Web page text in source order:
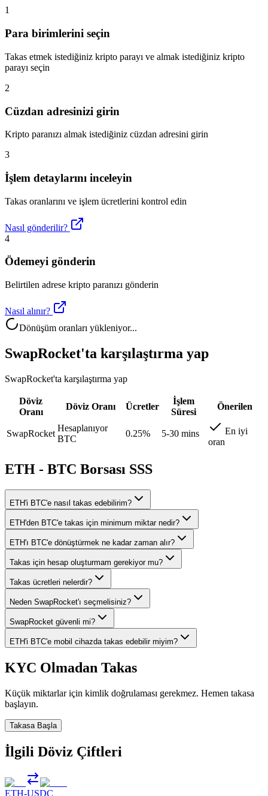
1
Para birimlerini seçin
Takas etmek istediğiniz kripto parayı ve almak istediğiniz kripto
parayı seçin
2
Cüzdan adresinizi girin
Kripto paranızı almak istediğiniz cüzdan adresini girin
3
İşlem detaylarını inceleyin
Takas oranlarını ve işlem ücretlerini kontrol edin
Nasıl gönderilir?
4
Ödemeyi gönderin
Belirtilen adrese kripto paranızı gönderin
Nasıl alınır?
Dönüşüm oranları yükleniyor...
SwapRocket'ta karşılaştırma yap
SwapRocket'ta karşılaştırma yap
Döviz
Oranı
Döviz Oranı Ücretler
İşlem
Süresi
Önerilen
SwapRocket
Hesaplanıyor
BTC
0.25% 5-30 mins
En iyi
oran
ETH - BTC Borsası SSS
ETH'i BTC'e nasıl takas edebilirim?
ETH'den BTC'e takas için minimum miktar nedir?
ETH'ı BTC'e dönüştürmek ne kadar zaman alır?
Takas için hesap oluşturmam gerekiyor mu?
Takas ücretleri nelerdir?
Neden SwapRocket'ı seçmelisiniz?
SwapRocket güvenli mi?
ETH'i BTC'e mobil cihazda takas edebilir miyim?
KYC Olmadan Takas
Küçük miktarlar için kimlik doğrulaması gerekmez. Hemen takasa
başlayın.
Takasa Başla
İlgili Döviz Çiftleri
ETH-USDC